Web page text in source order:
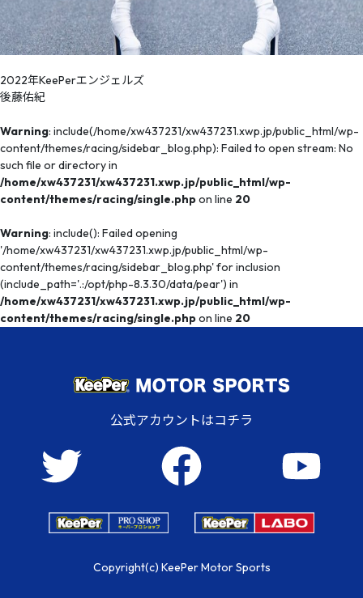
2022年KeePerエンジェルズ
後藤佑紀
Warning: include(/home/xw437231/xw437231.xwp.jp/public_html/wp-
content/themes/racing/sidebar_blog.php): Failed to open stream: No
such file or directory in
/home/xw437231/xw437231.xwp.jp/public_html/wp-
content/themes/racing/single.phpon line 20
Warning: include(): Failed opening
'/home/xw437231/xw437231.xwp.jp/public_html/wp-
content/themes/racing/sidebar_blog.php' for inclusion
(include_path='.:/opt/php-8.3.30/data/pear') in
/home/xw437231/xw437231.xwp.jp/public_html/wp-
content/themes/racing/single.phpon line 20
公式アカウントはコチラ
Copyright(c) KeePer Motor Sports